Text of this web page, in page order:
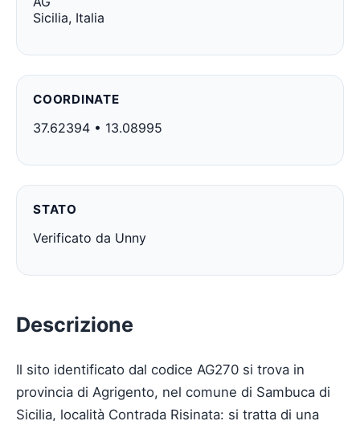
Sicilia, Italia
COORDINATE
37.62394 • 13.08995
STATO
Verificato da Unny
Descrizione
Il sito identificato dal codice AG270 si trova in
provincia di Agrigento, nel comune di Sambuca di
Sicilia, località Contrada Risinata: si tratta di una